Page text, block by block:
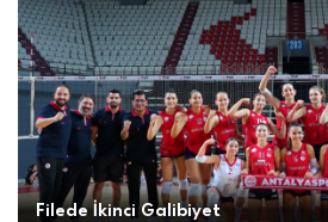
Filede İkinci Galibiyet